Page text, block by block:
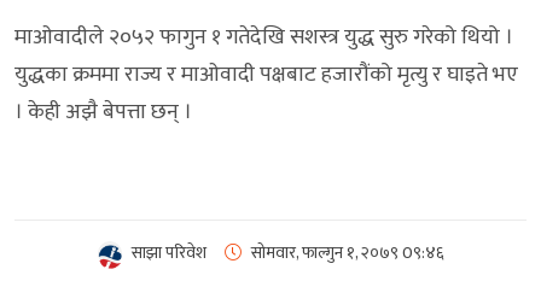
माओवादीले २०५२ फागुन १ गतेदेखि सशस्त्र युद्ध सुरु गरेको थियो ।
युद्धका क्रममा राज्य र माओवादी पक्षबाट हजारौंको मृत्यु र घाइते भए
। केही अझै बेपत्ता छन् ।
साझा परिवेश सोमवार, फाल्गुन १, २०७९0९:४६